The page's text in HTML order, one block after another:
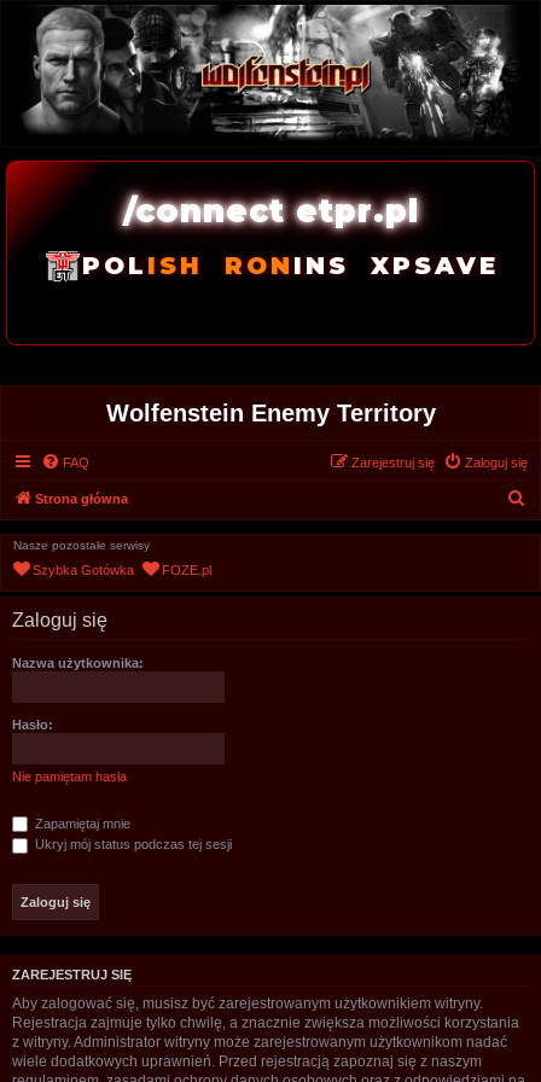
/connect etpr.pl
POL ISH RONINS XPSAVE
Wolfenstein Enemy Territory
FAQ Zaloguj się
Zarejestruj się
Strona główna
Nasze pozostałe serwisy
Szybka Gotówka FOZE.pl
Zaloguj się
Nazwa użytkownika:
Hasło:
Nie pamiętam hasła
Zapamiętaj mnie
Ukryj mój status podczas tej sesji
ZAREJESTRUJ SIĘ
Aby zalogować się, musisz być zarejestrowanym użytkownikiem witryny.
Rejestracja zajmuje tylko chwilę, a znacznie zwiększa możliwości korzystania
z witryny. Administrator witryny może zarejestrowanym użytkownikom nadać
wiele dodatkowych uprawnień. Przed rejestracją zapoznaj się z naszym